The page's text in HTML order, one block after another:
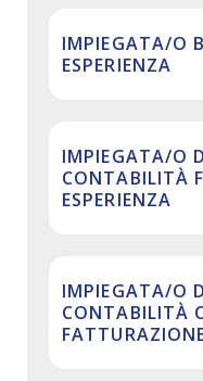
IMPIEGATA/O
ESPERIENZA
IMPIEGATA/O
CONTABILITÀ
ESPERIENZA
IMPIEGATA/O
CONTABILITÀ